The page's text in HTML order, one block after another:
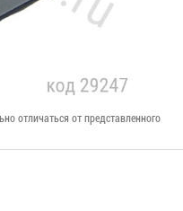
отличаться от представленного